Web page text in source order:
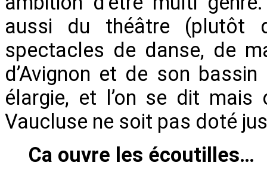
aussi du théâtre (plutôt
spectacles de danse, de
d’Avignon et de son
élargie, et l’on se dit
Vaucluse ne soit pas doté
Ca ouvre les écoutilles…